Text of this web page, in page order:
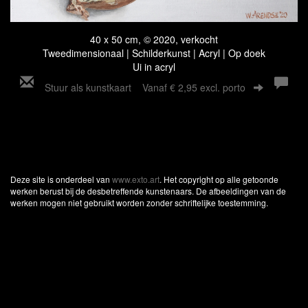
40 x 50 cm, © 2020, verkocht
Tweedimensionaal | Schilderkunst | Acryl | Op doek
Ui in acryl
Stuur als kunstkaart Vanaf € 2,95 excl. porto
Deze site is onderdeel van www.exto.art. Het copyright op alle getoonde
werken berust bij de desbetreffende kunstenaars. De afbeeldingen van de
werken mogen niet gebruikt worden zonder schriftelijke toestemming.